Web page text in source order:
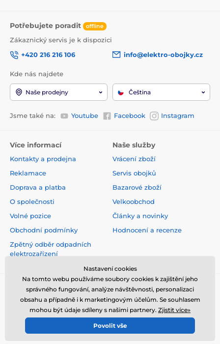
Potřebujete poradit offline
Zákaznický servis je k dispozici
+420 216 216 106
info@elektro-obojky.cz
Kde nás najdete
Naše prodejny Čeština
Jsme také na: Youtube Facebook Instagram
Více informací
Kontakty a prodejna
Reklamace
Doprava a platba
O společnosti
Volné pozice
Obchodní podmínky
Zpětný odběr odpadních
elektrozařízení
Naše služby
Vrácení zboží
Servis obojků
Bazarové zboží
Velkoobchod
Články a novinky
Hodnocení a recenze
© 2026 www.elektro-obojky.cz ⦁ E-shop vytvořila
Nastavení cookies
Na tomto webu používáme soubory cookies k zajištění jeho
správného fungování, analýze návštěvnosti, personalizaci
obsahu a případně i k marketingovým účelům. Se souhlasem
mohou být údaje sdíleny s našimi partnery. Zjistit více»
Povolit vše